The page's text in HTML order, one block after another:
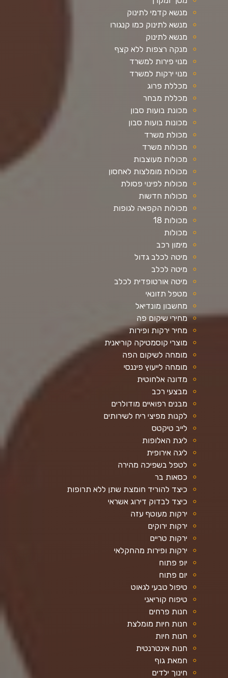
מנשא קדמי לתינוק
מנשא לתינוק כמו קנגורו
מנשא לתינוק
מנקה רצפות ללא קצף
מנוי פירות למשרד
מנוי ירקות למשרד
מכללת פרוג
מכללת מבחר
מכונת בועות סבון
מכונות בועות סבון
מכולת משרד
מכולות משרד
מכולות מעוצבות
מכולות מומלצות לאחסון
מכולות לפינוי פסולת
מכולות חדשות
מכולות הקפאה לגופות
מכולות 18
מכולות
מימון רכב
מיטה לכלב גדול
מיטה לכלב
מיטה אורטופדית לכלב
מטפל תזונאי
מחשבון מונדיאל
מחירי שיקום פה
מחיר ירקות ופירות
מוצרי קוסמטיקה קוריאנית
מומחה לשיקום הפה
מומחה לייעוץ פיננסי
מדונה אלחוטית
מבצעי רכב
מבנים רפואיים מודולרים
לקנות מפיצי ריח לשירותים
לייב טיקטס
ליגת האלופות
ליגה אירופית
לטפל בשפיכה מהירה
כסאות בר
כיצד להוריד חומצת שתן ללא תרופות
כיצד לבדוק דירוג אשראי
ירקות מעוטף עזה
ירקות ירוקים
ירקות טריים
ירקות ופירות מהחקלאי
יופ פתוח
יום פתוח
טיפול טבעי לגאוט
טיפוח קוריאני
חנות פרחים
חנות חיות מומלצת
חנות חיות
חנות אינטרנטית
חמאת גוף
חינוך ילדים